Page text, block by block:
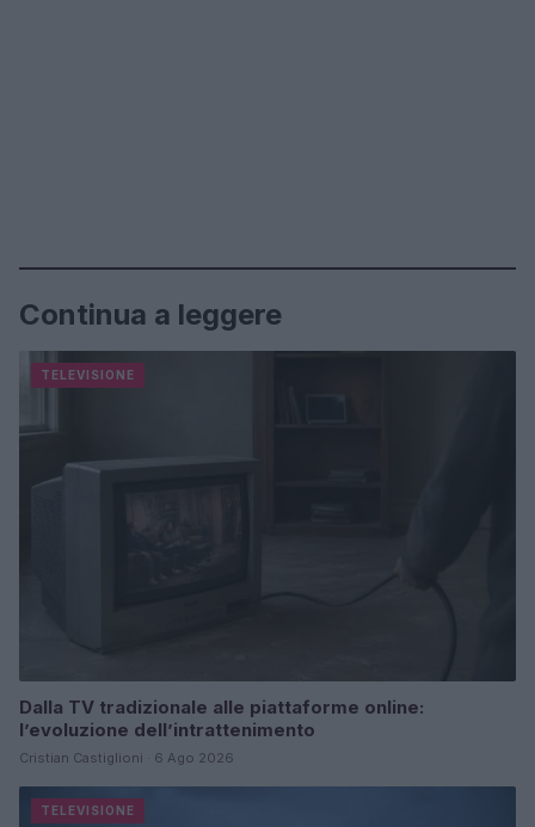
Continua a leggere
TELEVISIONE
Dalla TV tradizionale alle piattaforme online:
l’evoluzione dell’intrattenimento
Cristian Castiglioni · 6 Ago 2026
TELEVISIONE